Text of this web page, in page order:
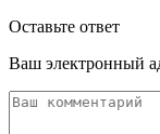
Оставьте ответ
Ваш электронный